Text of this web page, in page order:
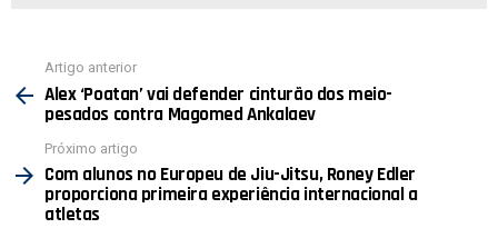
mais
Artigo anterior
Alex ‘Poatan’ vai defender cinturão dos meio-
pesados contra Magomed Ankalaev
Próximo artigo
Com alunos no Europeu de Jiu-Jitsu, Roney Edler
proporciona primeira experiência internacional a
atletas